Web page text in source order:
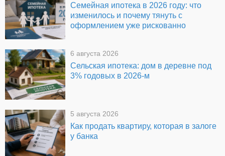
Семейная ипотека в 2026 году: что
изменилось и почему тянуть с
оформлением уже рискованно
6 августа 2026
Сельская ипотека: дом в деревне под
3% годовых в 2026-м
5 августа 2026
Как продать квартиру, которая в залоге
у банка